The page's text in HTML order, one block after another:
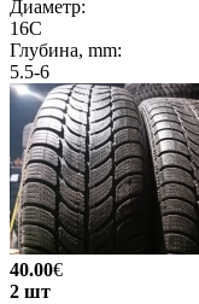
Диаметр:
16C
Глубина, mm:
5.5-6
40.00€
2 шт